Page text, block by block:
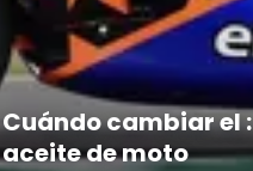
Cuándo cambiar el :
aceite de moto